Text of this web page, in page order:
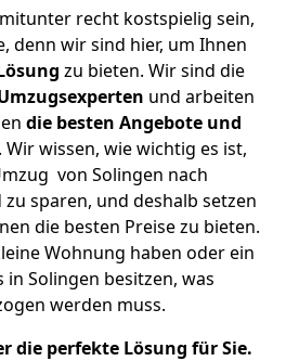
recht kostspielig sein,
denn wir sind hier, um Ihnen
zu bieten. Wir sind die
und arbeiten
die besten Angebote und
Wir wissen, wie wichtig es ist,
von Solingen nach
zu sparen, und deshalb setzen
die besten Preise zu bieten.
Wohnung haben oder ein
in Solingen besitzen, was
werden muss.
die perfekte Lösung für Sie.